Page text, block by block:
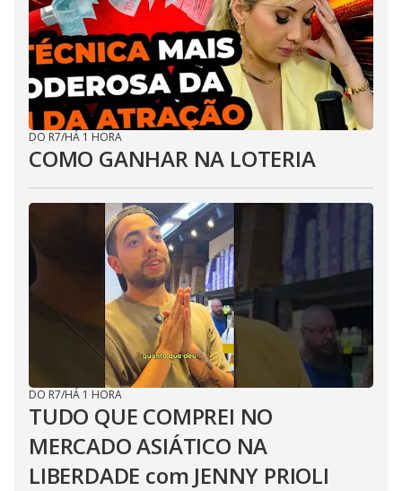
DO R7/HÁ 1 HORA
COMO GANHAR NA LOTERIA
DO R7/HÁ 1 HORA
TUDO QUE COMPREI NO
MERCADO ASIÁTICO NA
LIBERDADE com JENNY PRIOLI